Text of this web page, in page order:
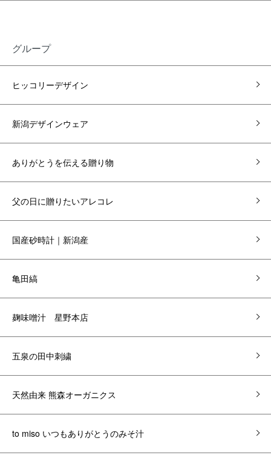
グループ
ヒッコリーデザイン
新潟デザインウェア
ありがとうを伝える贈り物
父の日に贈りたいアレコレ
国産砂時計｜新潟産
亀田縞
麹味噌汁 星野本店
五泉の田中刺繍
天然由来 熊森オーガニクス
to miso いつもありがとうのみそ汁